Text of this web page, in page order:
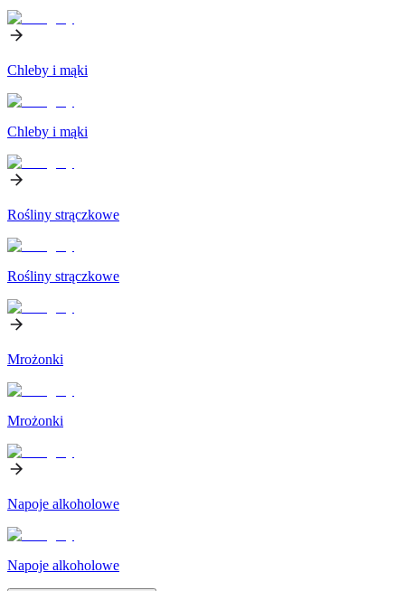
Chleby i mąki
Chleby i mąki
Rośliny strączkowe
Rośliny strączkowe
Mrożonki
Mrożonki
Napoje alkoholowe
Napoje alkoholowe